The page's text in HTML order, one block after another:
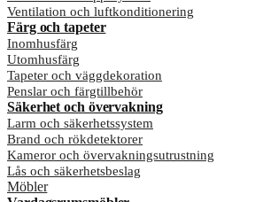
Ventilation och luftkonditionering
Färg och tapeter
Inomhusfärg
Utomhusfärg
Tapeter och väggdekoration
Penslar och färgtillbehör
Säkerhet och övervakning
Larm och säkerhetssystem
Brand och rökdetektorer
Kameror och övervakningsutrustning
Lås och säkerhetsbeslag
Möbler